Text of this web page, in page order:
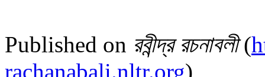
Published on রবীন্দ্র রচনাবলী(
rachanabali.nltr.org)